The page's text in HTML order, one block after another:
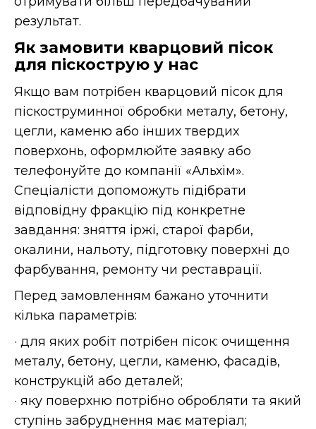
результат.
Як замовити кварцовий пісок
для піскострую у нас
Якщо вам потрібен кварцовий пісок для
піскоструминної обробки металу, бетону,
цегли, каменю або інших твердих
поверхонь, оформлюйте заявку або
телефонуйте до компанії «Альхім».
Спеціалісти допоможуть підібрати
відповідну фракцію під конкретне
завдання: зняття іржі, старої фарби,
окалини, нальоту, підготовку поверхні до
фарбування, ремонту чи реставрації.
Перед замовленням бажано уточнити
кілька параметрів:
· для яких робіт потрібен пісок: очищення
металу, бетону, цегли, каменю, фасадів,
конструкцій або деталей;
· яку поверхню потрібно обробляти та який
ступінь забруднення має матеріал;